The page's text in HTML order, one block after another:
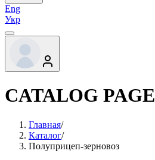
Eng
Укр
CATALOG PAGE
Главная/
Каталог/
Полуприцеп-зерновоз